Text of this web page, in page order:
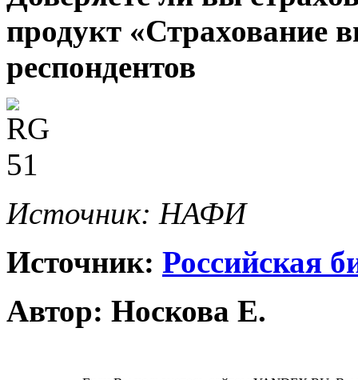
продукт «Страхование
респондентов
Источник: НАФИ
Источник: Российская
Автор: Носкова Е.